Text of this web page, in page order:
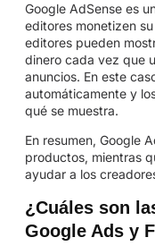
Google AdSense es
editores monetizen
editores pueden
dinero cada vez que
anuncios. En este
automáticamente y
qué se muestra.
En resumen, Google
productos, mientras
ayudar a los
¿Cuáles son
Google Ads y